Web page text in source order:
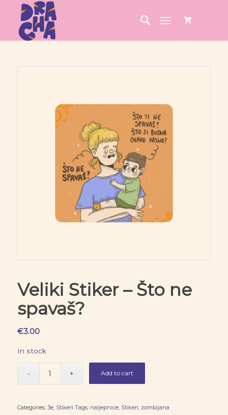
Veliki Stiker – Što ne
spavaš?
€3.00
In stock
Add to cart
Categories: 3e, Stikeri Tags: naljepnice, Stikeri, zombijana